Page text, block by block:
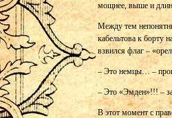
мощнее, выше и
Между тем
кабельтова к борту
взвился флаг –
– Это немцы… –
– Это «Эмден»!!! –
В этот момент с